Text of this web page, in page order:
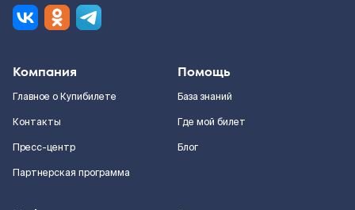
Компания
Главное о Купибилете
Контакты
Пресс-центр
Партнерская программа
Помощь
База знаний
Где мой билет
Блог